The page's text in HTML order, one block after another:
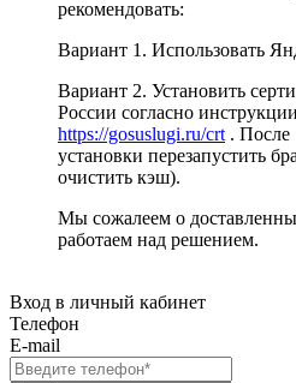
рекомендовать:
Вариант 1. Использовать
Вариант 2. Установить
России согласно
https://gosuslugi.ru/crt . После
установки перезапустить
очистить кэш).
Мы сожалеем о
работаем над решением.
Вход в личный кабинет
Телефон
E-mail